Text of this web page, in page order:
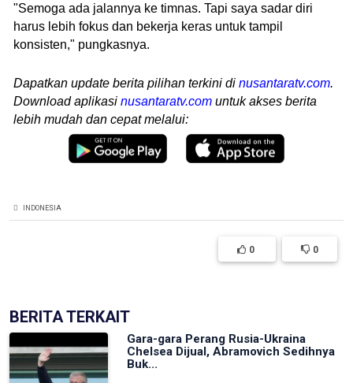
"Semoga ada jalannya ke timnas. Tapi saya sadar diri
harus lebih fokus dan bekerja keras untuk tampil
konsisten," pungkasnya.
Dapatkan update berita pilihan terkini di nusantaratv.com.
Download aplikasi nusantaratv.com untuk akses berita
lebih mudah dan cepat melalui:
INDONESIA
0 0
BERITA TERKAIT
Gara-gara Perang Rusia-Ukraina
Chelsea Dijual, Abramovich Sedihnya
Buk...